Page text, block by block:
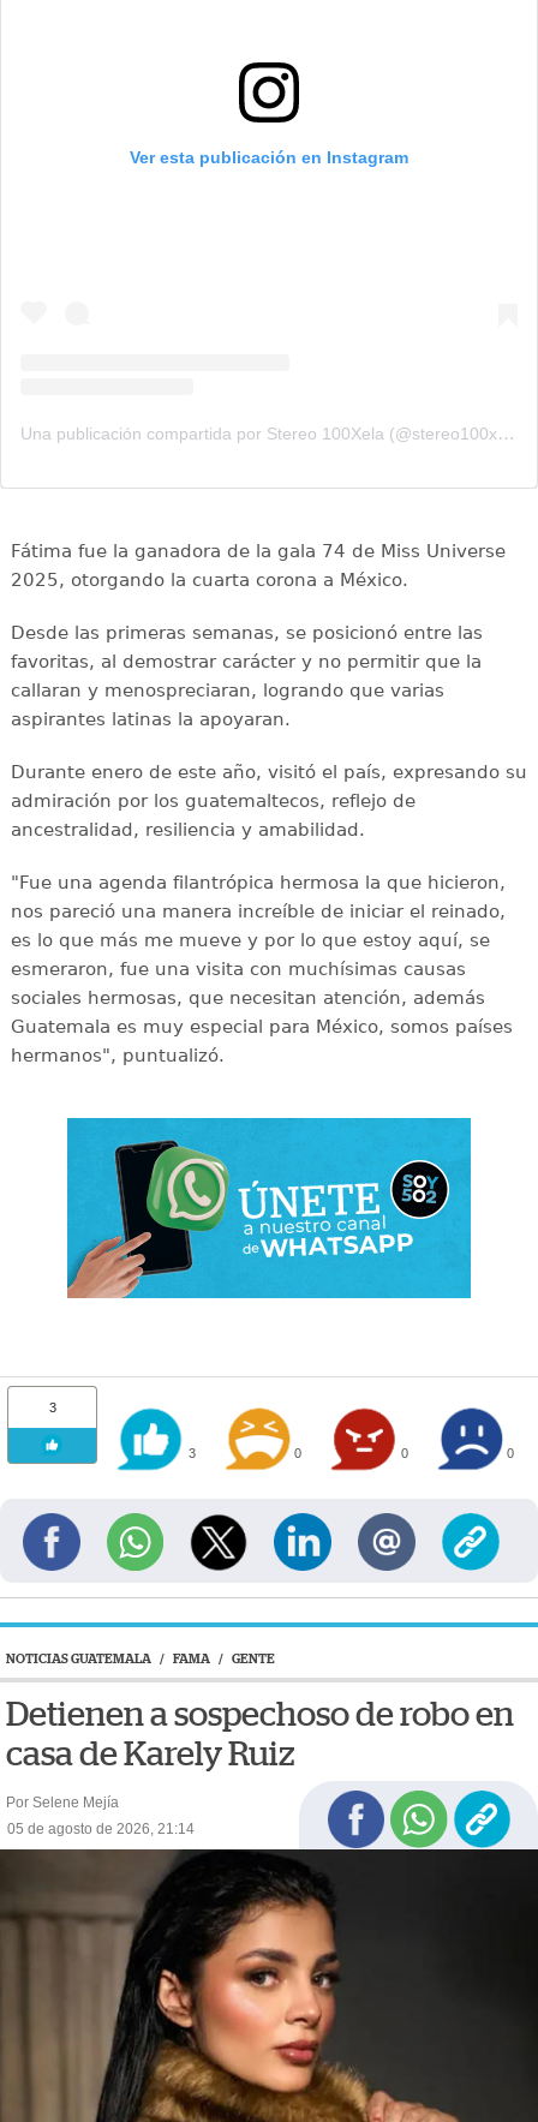
Ver esta publicación en Instagram
Una publicación compartida por Stereo 100Xela (@stereo100xela)
Fátima fue la ganadora de la gala 74 de Miss Universe
2025, otorgando la cuarta corona a México.
Desde las primeras semanas, se posicionó entre las
favoritas, al demostrar carácter y no permitir que la
callaran y menospreciaran, logrando que varias
aspirantes latinas la apoyaran.
Durante enero de este año, visitó el país, expresando su
admiración por los guatemaltecos, reflejo de
ancestralidad, resiliencia y amabilidad.
"Fue una agenda filantrópica hermosa la que hicieron,
nos pareció una manera increíble de iniciar el reinado,
es lo que más me mueve y por lo que estoy aquí, se
esmeraron, fue una visita con muchísimas causas
sociales hermosas, que necesitan atención, además
Guatemala es muy especial para México, somos países
hermanos", puntualizó.
3
3 0 0 0
NOTICIAS GUATEMALA / FAMA / GENTE
Detienen a sospechoso de robo en
casa de Karely Ruiz
Por Selene Mejía
05 de agosto de 2026, 21:14